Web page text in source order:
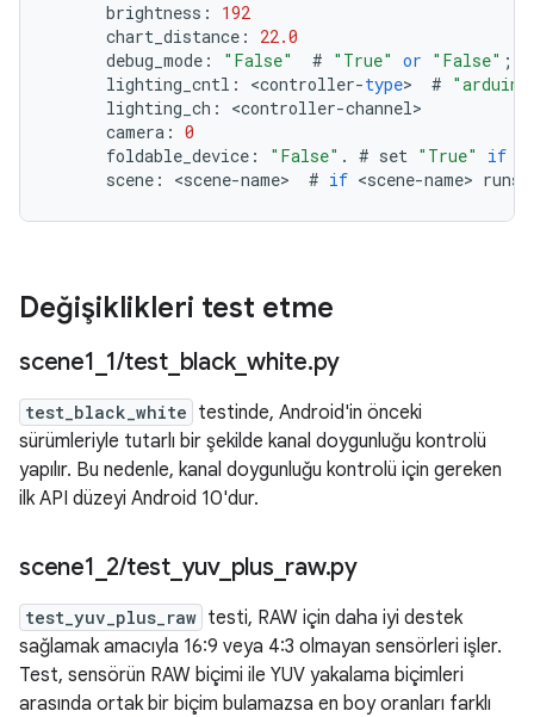
brightness :
192
chart_distance :
22.0
debug_mode : "False" # "True" or "False" ;
lighting_cntl : <controller-type> #
lighting_ch : <controller-channel
camera : 0
foldable_device : "False" . # set "True" if
scene : <scene-name> # if <scene-name> runs
Değişiklikleri test etme
scene1 1/test_ black_ white.py
test_black_white testinde, Android'in önceki
sürümleriyle tutarlı bir şekilde kanal doygunluğu kontrolü
yapılır. Bu nedenle, kanal doygunluğu kontrolü için gereken
ilk API düzeyi Android 10'dur.
scene1 2/test_ yuv_ plus raw.py
test_yuv_plus_raw testi, RAW için daha iyi destek
sağlamak amacıyla 16:9 veya 4:3 olmayan sensörleri işler.
Test, sensörün RAW biçimi ile YUV yakalama biçimleri
arasında ortak bir biçim bulamazsa en boy oranları farklı